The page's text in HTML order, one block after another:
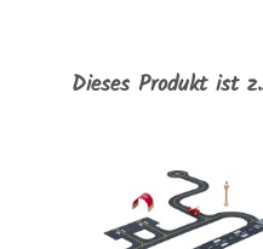
Dieses Produkt ist